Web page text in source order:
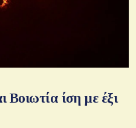
ίση με έξι